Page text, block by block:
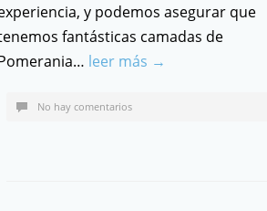
y podemos asegurar que
fantásticas camadas de
leer más →
No hay comentarios